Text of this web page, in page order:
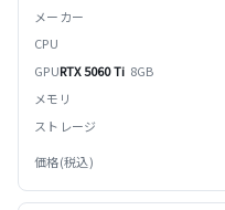
RTX 5060 Ti 8GB